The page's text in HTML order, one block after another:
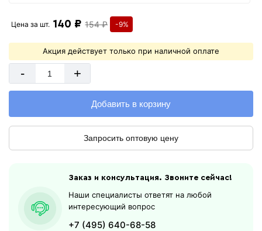
Цена за шт. 140 ₽ 154 ₽ -9%
Акция действует только при наличной оплате
- +
Добавить в корзину
Запросить оптовую цену
Заказ и консультация. Звоните сейчас!
Наши специалисты ответят на любой
интересующий вопрос
+7 (495) 640-68-58